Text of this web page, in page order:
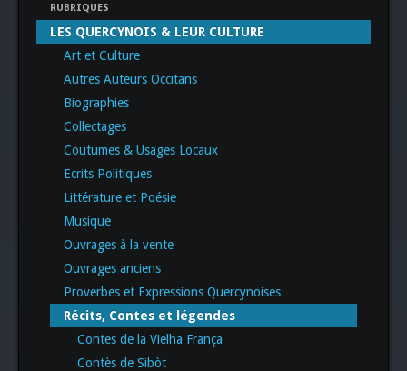
RUBRIQUES
LES QUERCYNOIS & LEUR CULTURE
Art et Culture
Autres Auteurs Occitans
Biographies
Collectages
Coutumes & Usages Locaux
Ecrits Politiques
Littérature et Poésie
Musique
Ouvrages à la vente
Ouvrages anciens
Proverbes et Expressions Quercynoises
Récits, Contes et légendes
Contes de la Vielha França
Contès de Sibòt